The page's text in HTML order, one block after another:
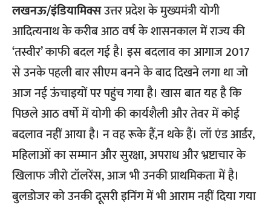
लखनऊ/इंडियामिक्सउत्तर प्रदेश के मुख्यमंत्री योगी
आदित्यनाथ के करीब आठ वर्ष के शासनकाल में राज्य की
‘तस्वीर’ काफी बदल गई है। इस बदलाव का आगाज 2017
से उनके पहली बार सीएम बनने के बाद दिखने लगा था जो
आज नई ऊंचाइयों पर पहुंच गया है। खास बात यह है कि
पिछले आठ वर्षो में योगी की कार्यशैली और तेवर में कोई
बदलाव नहीं आया है। न वह रूके हैं,न थके हैं। लॉ एंड आर्डर,
महिलाओं का सम्मान और सुरक्षा, अपराध और भ्रष्टाचार के
खिलाफ जीरो टॉलरेंस, आज भी उनकी प्राथमिकता में है।
बुलडोजर को उनकी दूसरी इनिंग में भी आराम नहीं दिया गया